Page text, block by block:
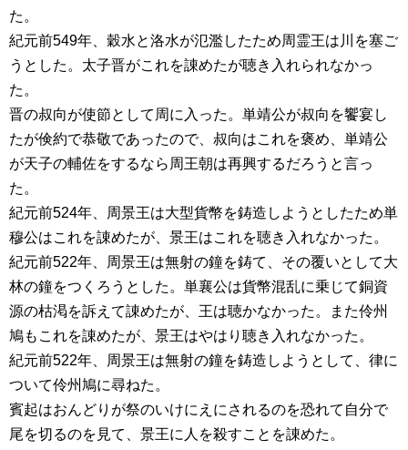
た。
紀元前549年、穀水と洛水が氾濫したため周霊王は川を塞ご
うとした。太子晋がこれを諌めたが聴き入れられなかっ
た。
晋の叔向が使節として周に入った。単靖公が叔向を饗宴し
たが倹約で恭敬であったので、叔向はこれを褒め、単靖公
が天子の輔佐をするなら周王朝は再興するだろうと言っ
た。
紀元前524年、周景王は大型貨幣を鋳造しようとしたため単
穆公はこれを諌めたが、景王はこれを聴き入れなかった。
紀元前522年、周景王は無射の鐘を鋳て、その覆いとして大
林の鐘をつくろうとした。単襄公は貨幣混乱に乗じて銅資
源の枯渇を訴えて諌めたが、王は聴かなかった。また伶州
鳩もこれを諌めたが、景王はやはり聴き入れなかった。
紀元前522年、周景王は無射の鐘を鋳造しようとして、律に
ついて伶州鳩に尋ねた。
賓起はおんどりが祭のいけにえにされるのを恐れて自分で
尾を切るのを見て、景王に人を殺すことを諌めた。